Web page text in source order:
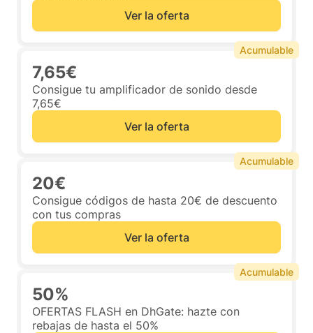
Ver la oferta
7,65€
Consigue tu amplificador de sonido desde
7,65€
Ver la oferta
Acumulable
20€
Consigue códigos de hasta 20€ de descuento
con tus compras
Ver la oferta
Acumulable
50%
OFERTAS FLASH en DhGate: hazte con
rebajas de hasta el 50%
Acumulable